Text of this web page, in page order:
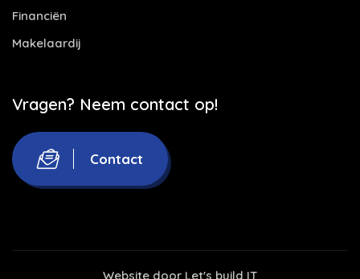
Financiën
Makelaardij
Vragen? Neem contact op!
Contact
Website door Let's build IT